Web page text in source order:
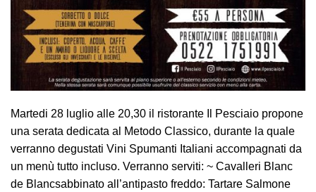
Martedi 28 luglio alle 20,30 il ristorante Il Pesciaio propone
una serata dedicata al Metodo Classico, durante la quale
verranno degustati Vini Spumanti Italiani accompagnati da
un menù tutto incluso. Verranno serviti: ~ Cavalleri Blanc
de Blancsabbinato all’antipasto freddo: Tartare Salmone